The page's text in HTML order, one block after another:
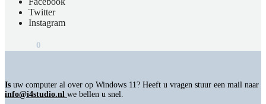
Twitter
Instagram
0
Is uw computer al over op Windows 11? Heeft u vragen stuur een mail naar
info@i4studio.nl we bellen u snel.